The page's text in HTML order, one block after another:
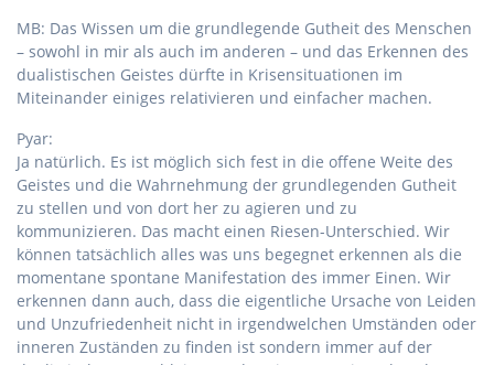
MB: Das Wissen um die grundlegende Gutheit des Menschen
– sowohl in mir als auch im anderen – und das Erkennen des
dualistischen Geistes dürfte in Krisensituationen im
Miteinander einiges relativieren und einfacher machen.
Pyar:
Ja natürlich. Es ist möglich sich fest in die offene Weite des
Geistes und die Wahrnehmung der grundlegenden Gutheit
zu stellen und von dort her zu agieren und zu
kommunizieren. Das macht einen Riesen-Unterschied. Wir
können tatsächlich alles was uns begegnet erkennen als die
momentane spontane Manifestation des immer Einen. Wir
erkennen dann auch, dass die eigentliche Ursache von Leiden
und Unzufriedenheit nicht in irgendwelchen Umständen oder
inneren Zuständen zu finden ist sondern immer auf der